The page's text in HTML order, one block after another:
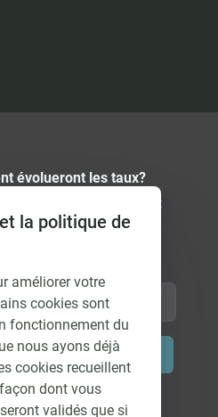
évolueront les taux?
régulièrement et gratuitement
de taux par e-mail et
Soumettre
la politique de
améliorer votre
cookies sont
fonctionnement du
nous ayons déjà
cookies recueillent
dont vous
validés que si